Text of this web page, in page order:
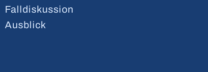
Falldiskussion
Ausblick